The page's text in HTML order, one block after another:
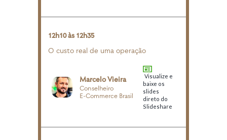
12h10 às 12h35
O custo real de uma operação
Marcelo Vieira
Conselheiro
E-Commerce Brasil
Visualize e
baixe os
slides
direto do
Slideshare